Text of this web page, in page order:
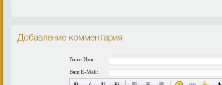
Добавление комментария
Ваше Имя:
Ваш E-Mail: